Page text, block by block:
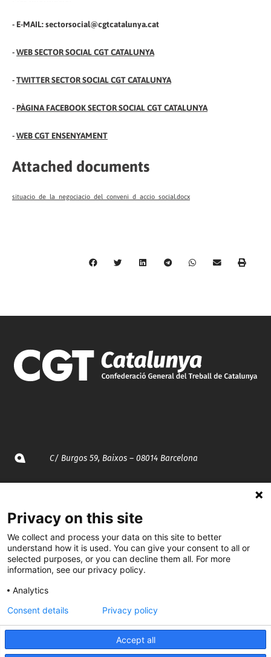
- E-MAIL: sectorsocial@cgtcatalunya.cat
-WEB SECTOR SOCIAL CGT CATALUNYA
-TWITTER SECTOR SOCIAL CGT CATALUNYA
- PÀGINA FACEBOOK SECTOR SOCIAL CGT CATALUNYA
-WEB CGT ENSENYAMENT
Attached documents
situacio_de_la_negociacio_del_conveni_d_accio_social.docx
C/ Burgos 59, Baixos – 08014 Barcelona
935 120 481
@CGTCatalunya
cgtcatalunya
Privacy on this site
We collect and process your data on this site to better
understand how it is used. You can give your consent to all or
selected purposes, or you can decline them all. For more
information, see our privacy policy.
Analytics
Accept all
Consent details Privacy policy